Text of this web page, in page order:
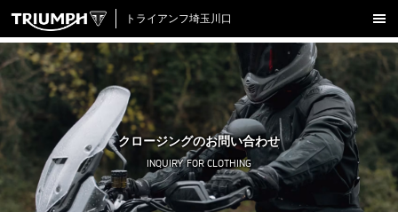
トライアンフ埼玉川口
新車在庫情報
試乗車一覧
認定中古車
アクセサリー
クロージング
クロージングのお問い合わせ
INQUIRY FOR CLOTHING